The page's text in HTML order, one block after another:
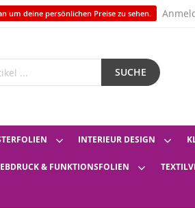
um deine persönlichen Preise zu sehen.
SUCHE
INTERIEUR DESIGN
& FUNKTIONSFOLIEN